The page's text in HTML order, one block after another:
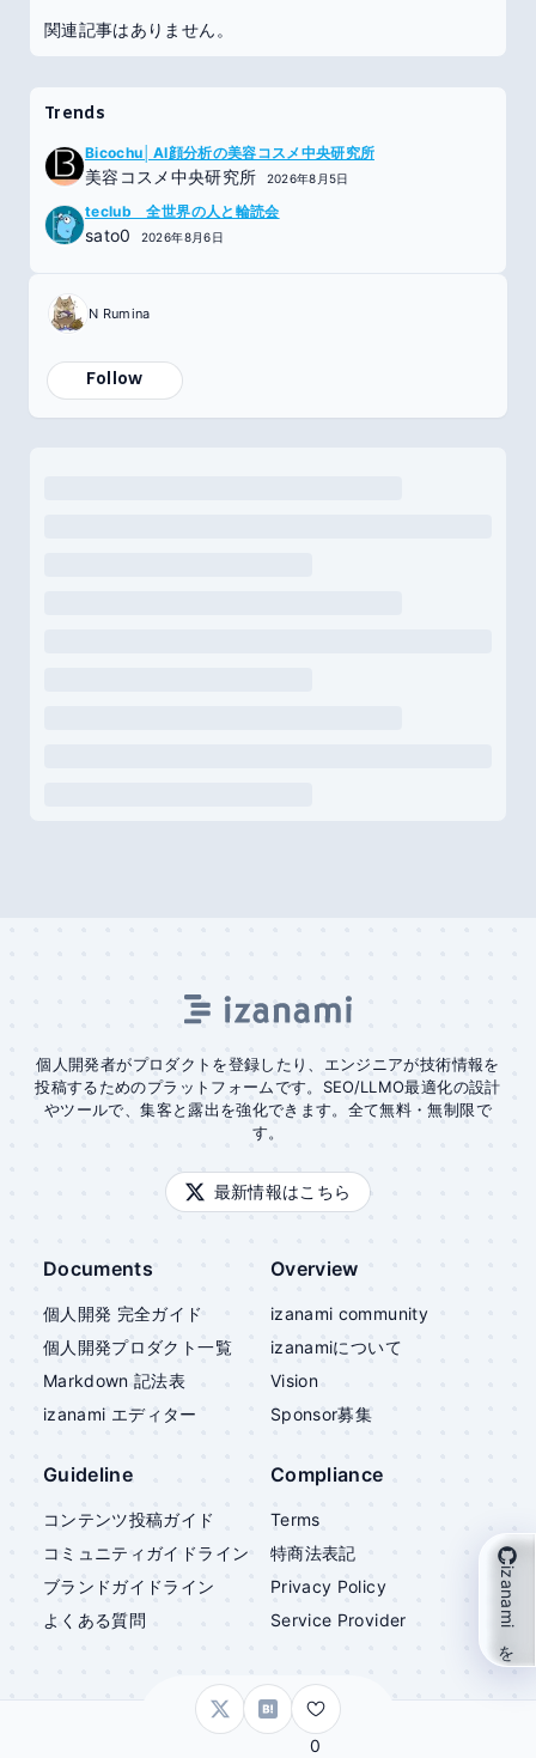
0
関連記事はありません。
Trends
Bicochu│AI顔分析の美容コスメ中央研究所
美容コスメ中央研究所 2026年8月5日
teclub 全世界の人と輪読会
sato0 2026年8月6日
N Rumina
Follow
個人開発者がプロダクトを登録したり、エンジニアが技術情報を
投稿するためのプラットフォームです。SEO/LLMO最適化の設計
やツールで、集客と露出を強化できます。全て無料・無制限で
す。
最新情報はこちら
Documents
個人開発 完全ガイド
個人開発プロダクト一覧
Markdown 記法表
izanami エディター
Overview
izanami community
izanamiについて
Vision
Sponsor募集
Guideline
コンテンツ投稿ガイド
コミュニティガイドライン
ブランドガイドライン
よくある質問
Compliance
Terms
特商法表記
Privacy Policy
Service Provider
izanami
izanami を支援